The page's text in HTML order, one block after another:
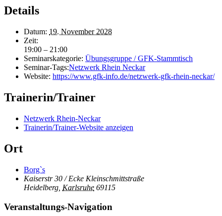
Details
Datum: 19. November 2028
Zeit:
19:00 – 21:00
Seminarskategorie: Übungsgruppe / GFK-Stammtisch
Seminar-Tags:Netzwerk Rhein Neckar
Website: https://www.gfk-info.de/netzwerk-gfk-rhein-neckar/
Trainerin/Trainer
Netzwerk Rhein-Neckar
Trainerin/Trainer-Website anzeigen
Ort
Borg`s
Kaiserstr 30 / Ecke Kleinschmittstraße
Heidelberg Karlsruhe 69115
Veranstaltungs-Navigation